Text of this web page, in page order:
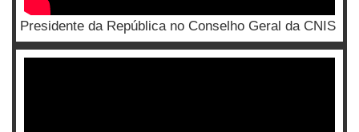
Presidente da República no Conselho Geral da CNIS